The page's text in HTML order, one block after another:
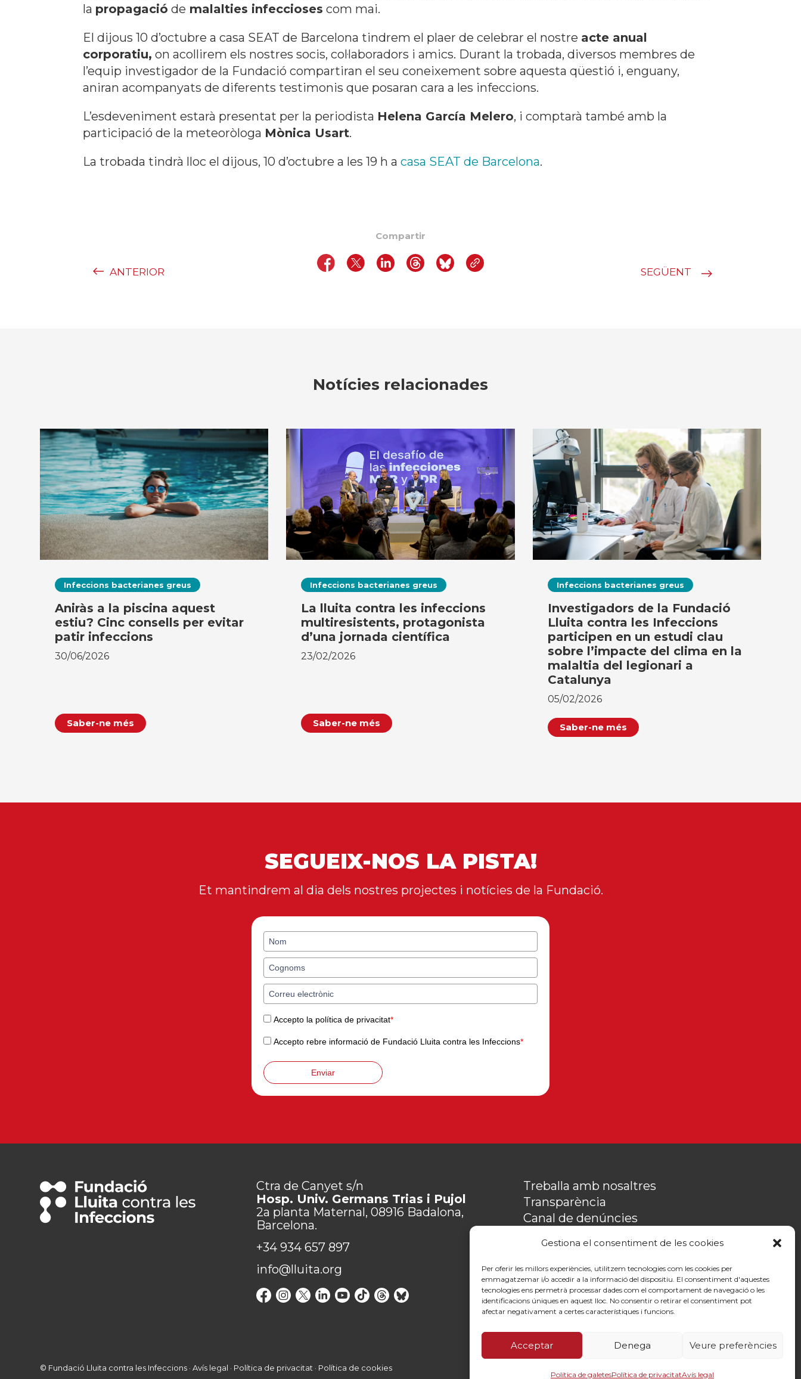
Gestiona el consentiment de les cookies
Per oferir les millors experiències, utilitzem tecnologies com les cookies per
emmagatzemar i/o accedir a la informació del dispositiu. El consentiment d'aquestes
tecnologies ens permetrà processar dades com el comportament de navegació o les
identificacions úniques en aquest lloc. No consentir o retirar el consentiment pot
afectar negativament a certes característiques i funcions.
Acceptar Denega Veure preferències
Política de galetesPolítica de privacitatAvís legal
la propagació de malalties infeccioses com mai.
El dijous 10 d’octubre a casa SEAT de Barcelona tindrem el plaer de celebrar el nostre acte anual
corporatiu, on acollirem els nostres socis, col·laboradors i amics. Durant la trobada, diversos membres de
l’equip investigador de la Fundació compartiran el seu coneixement sobre aquesta qüestió i, enguany,
aniran acompanyats de diferents testimonis que posaran cara a les infeccions.
L’esdeveniment estarà presentat per la periodista Helena García Melero, i comptarà també amb la
participació de la meteoròloga Mònica Usart.
La trobada tindrà lloc el dijous, 10 d’octubre a les 19 h acasa SEAT de Barcelona.
Compartir
ANTERIOR SEGÜENT
Notícies relacionades
Infeccions bacterianes greus
Aniràs a la piscina aquest
estiu? Cinc consells per evitar
patir infeccions
30/06/2026
Saber-ne més
Infeccions bacterianes greus
La lluita contra les infeccions
multiresistents, protagonista
d’una jornada científica
23/02/2026
Saber-ne més
Infeccions bacterianes greus
Investigadors de la Fundació
Lluita contra les Infeccions
participen en un estudi clau
sobre l’impacte del clima en la
malaltia del legionari a
Catalunya
05/02/2026
Saber-ne més
SEGUEIX-NOS LA PISTA!
Et mantindrem al dia dels nostres projectes i notícies de la Fundació.
Accepto la política de privacitat*
Accepto rebre informació de Fundació Lluita contra les Infeccions*
Enviar
Ctra de Canyet s/n
Hosp. Univ. Germans Trias i Pujol
2a planta Maternal, 08916 Badalona,
Barcelona.
+34 934 657 897
info@lluita.org
Treballa amb nosaltres
Transparència
Canal de denúncies
Política de privacitat
Contacte
© Fundació Lluita contra les Infeccions ·Avís legal · Política de privacitat · Política de cookies By 100x100net